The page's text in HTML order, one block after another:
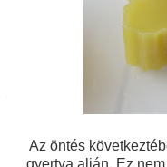
Az öntés
gyertya alján. Ez